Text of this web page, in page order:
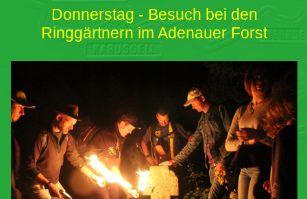
Donnerstag - Besuch bei den
Ringgärtnern im Adenauer Forst